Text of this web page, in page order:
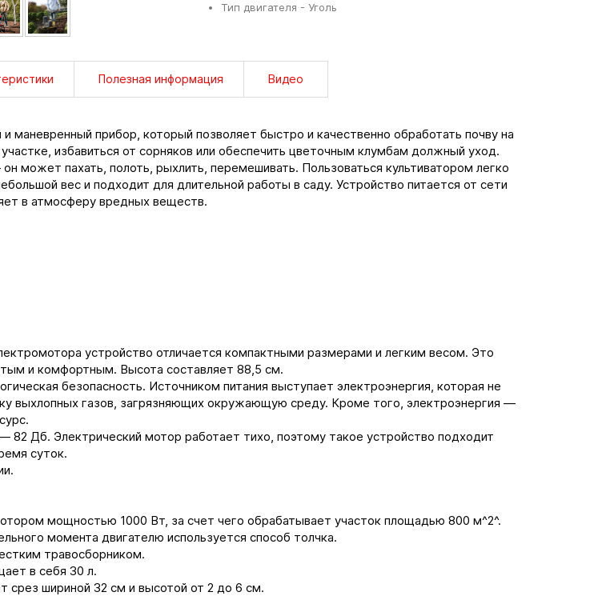
Тип двигателя - Уголь
Полезная информация Видео
маневренный прибор, который позволяет быстро и качественно обработать почву на
избавиться от сорняков или обеспечить цветочным клумбам должный уход.
он может пахать, полоть, рыхлить, перемешивать. Пользоваться культиватором легко
вес и подходит для длительной работы в саду. Устройство питается от сети
в атмосферу вредных веществ.
устройство отличается компактными размерами и легким весом. Это
и комфортным. Высота составляет 88,5 см.
безопасность. Источником питания выступает электроэнергия, которая не
выхлопных газов, загрязняющих окружающую среду. Кроме того, электроэнергия ―
82 Дб. Электрический мотор работает тихо, поэтому такое устройство подходит
суток.
мощностью 1000 Вт, за счет чего обрабатывает участок площадью 800 м^2^.
момента двигателю используется способ толчка.
травосборником.
в себя 30 л.
срез шириной 32 см и высотой от 2 до 6 см.